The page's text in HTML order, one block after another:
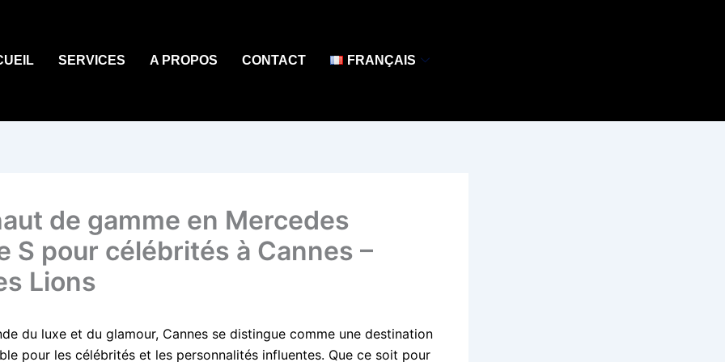
SERVICES A PROPOS CONTACT FRANÇAIS
de gamme en Mercedes
S pour célébrités à Cannes –
Lions
du luxe et du glamour, Cannes se distingue comme une destination
pour les célébrités et les personnalités influentes. Que ce soit pour